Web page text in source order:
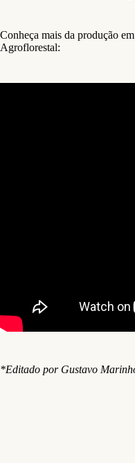
Conheça mais da produção
Agroflorestal:
*Editado por Gustavo